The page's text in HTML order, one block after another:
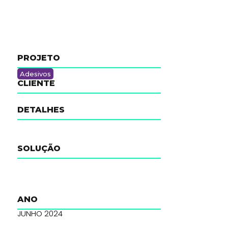
PROJETO
Adesivos
CLIENTE
DETALHES
SOLUÇÃO
ANO
JUNHO 2024